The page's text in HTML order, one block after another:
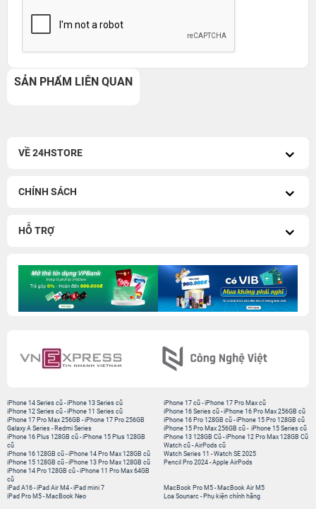
SẢN PHẨM LIÊN QUAN
VỀ 24HSTORE
CHÍNH SÁCH
HỖ TRỢ
iPhone 14 Series cũ -iPhone 13 Series cũ
iPhone 12 Series cũ -iPhone 11 Series cũ
iPhone 17 Pro Max 256GB -iPhone 17 Pro 256GB
Galaxy A Series - Redmi Series
iPhone 17 cũ-iPhone 17 Pro Max cũ
iPhone 16 Series cũ- iPhone 16 Pro Max 256GB cũ
iPhone 16 Pro 128GB cũ-iPhone 15 Pro 128GB cũ
iPhone 15 Pro Max 256GB cũ- iPhone 15 Series cũ
iPhone 16 Plus 128GB cũ -iPhone 15 Plus 128GB
cũ
iPhone 16 128GB cũ -iPhone 14 Pro Max 128GB cũ
iPhone 15 128GB cũ -iPhone 13 Pro Max 128GB cũ
iPhone 14 Pro 128GB cũ -iPhone 11 Pro Max 64GB
cũ
iPhone 13 128GB Cũ-iPhone 12 Pro Max 128GB Cũ
Watch cũ-AirPods cũ
Watch Series 11 -Watch SE 2025
Pencil Pro 2024-Apple AirPods
iPad A16 -iPad Air M4 -iPad mini 7
iPad Pro M5 - MacBook Neo
MacBook Pro M5- MacBook Air M5
Loa Sounarc- Phụ kiện chính hãng